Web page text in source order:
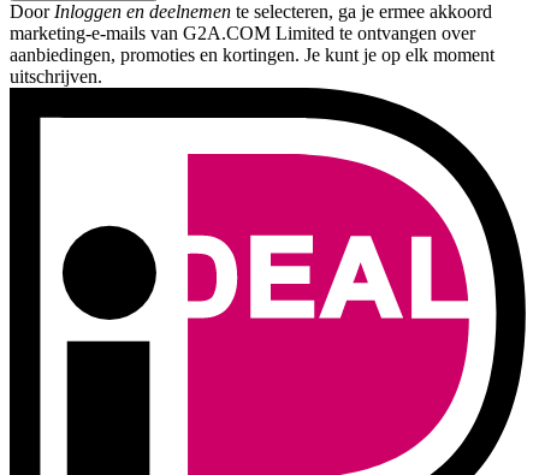
DoorInloggen en deelnemen te selecteren, ga je ermee akkoord
marketing-e-mails van G2A.COM Limited te ontvangen over
aanbiedingen, promoties en kortingen. Je kunt je op elk moment
uitschrijven.